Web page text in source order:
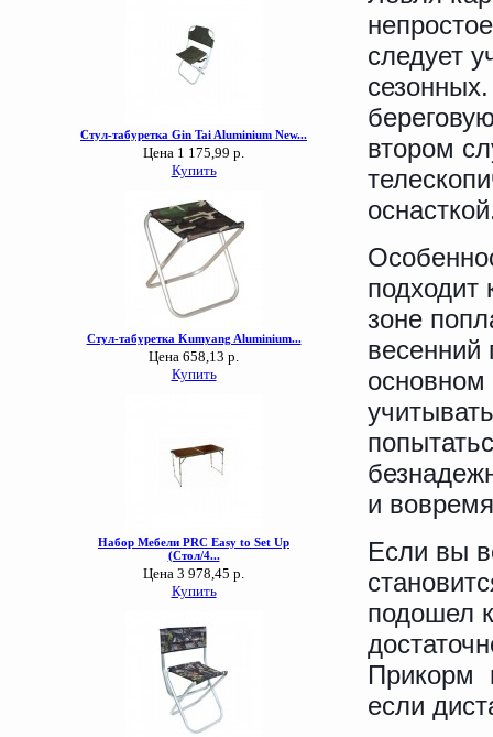
следует
втором
подходит
зоне
весенний
и
Если вы
подошел
Прикорм
если